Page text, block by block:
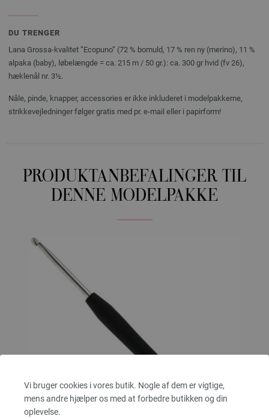
Vi bruger cookies i vores butik. Nogle af dem er vigtige,
mens andre hjælper os med at forbedre butikken og din
oplevelse.
DU TRENGER
Lana Grossa-kvalitet ”Ecopuno” (72 % bomuld, 17 % ren ny (merino), 11 %
alpaka (baby), løbelængde = ca. 215 m / 50 gr.): ca. 300 gr hvid (fv 26),
hæklenål nr. 3½.
Nåle, pinde, knapper, accessories er ikke inkluderet i modelpakkerne,
strikkevejledninger følger gratis med pr. e-mail eller i papirform!
PRODUKTANBEFALINGER TIL
DENNE MODELPAKKE